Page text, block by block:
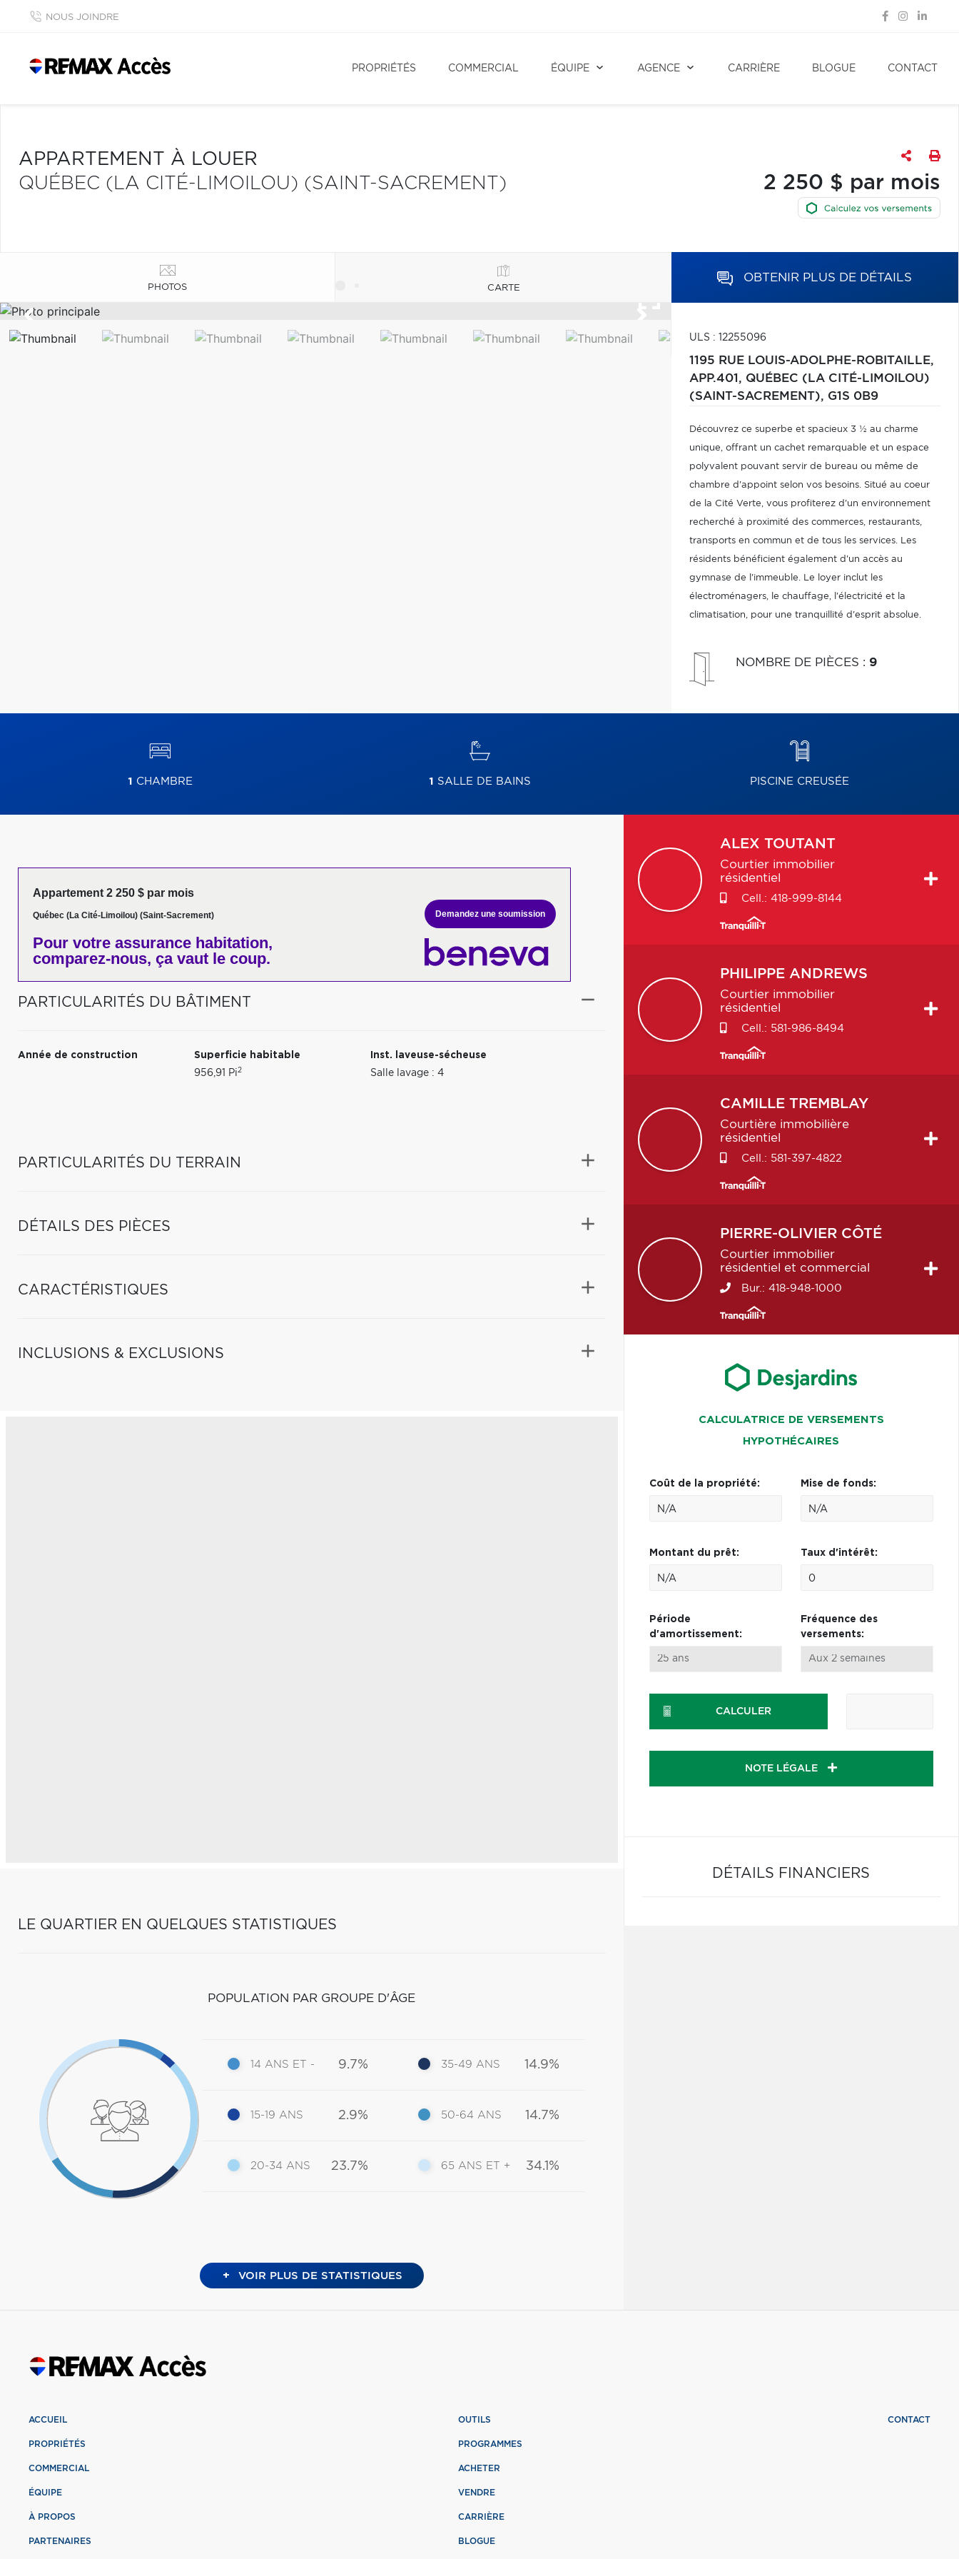
NOUS JOINDRE
PROPRIÉTÉS COMMERCIAL ÉQUIPE AGENCE CARRIÈRE BLOGUE CONTACT
APPARTEMENT À LOUER
QUÉBEC (LA CITÉ-LIMOILOU) (SAINT-SACREMENT)
2 250 $ par mois
PHOTOS CARTE
OBTENIR PLUS DE DÉTAILS
ULS : 12255096
1195 RUE LOUIS-ADOLPHE-ROBITAILLE,
APP.401, QUÉBEC (LA CITÉ-LIMOILOU)
(SAINT-SACREMENT), G1S 0B9
Découvrez ce superbe et spacieux 3 ½ au charme
unique, offrant un cachet remarquable et un espace
polyvalent pouvant servir de bureau ou même de
chambre d'appoint selon vos besoins. Situé au coeur
de la Cité Verte, vous profiterez d'un environnement
recherché à proximité des commerces, restaurants,
transports en commun et de tous les services. Les
résidents bénéficient également d'un accès au
gymnase de l'immeuble. Le loyer inclut les
électroménagers, le chauffage, l'électricité et la
climatisation, pour une tranquillité d'esprit absolue.
NOMBRE DE PIÈCES : 9
1 CHAMBRE 1 SALLE DE BAINS PISCINE CREUSÉE
Appartement 2 250 $ par mois
Québec (La Cité-Limoilou) (Saint-Sacrement)
Pour votre assurance habitation,
comparez-nous, ça vaut le coup.
Demandez une soumission
PARTICULARITÉS DU BÂTIMENT
Année de construction
Superficie habitable
956,91 Pi2
Inst. laveuse-sécheuse
Salle lavage : 4
PARTICULARITÉS DU TERRAIN
DÉTAILS DES PIÈCES
CARACTÉRISTIQUES
INCLUSIONS & EXCLUSIONS
LE QUARTIER EN QUELQUES STATISTIQUES
POPULATION PAR GROUPE D'ÂGE
14 ANS ET - 9.7%
15-19 ANS 2.9%
20-34 ANS 23.7%
35-49 ANS 14.9%
50-64 ANS 14.7%
65 ANS ET + 34.1%
+ VOIR PLUS DE STATISTIQUES
ALEX TOUTANT
Courtier immobilier
résidentiel
Cell.: 418-999-8144
PHILIPPE ANDREWS
Courtier immobilier
résidentiel
Cell.: 581-986-8494
CAMILLE TREMBLAY
Courtière immobilière
résidentiel
Cell.: 581-397-4822
PIERRE-OLIVIER CÔTÉ
Courtier immobilier
résidentiel et commercial
Bur.: 418-948-1000
CALCULATRICE DE VERSEMENTS
HYPOTHÉCAIRES
Coût de la propriété: Mise de fonds:
Montant du prêt: Taux d'intérêt:
Période
d'amortissement:
Fréquence des
versements:
CALCULER
NOTE LÉGALE
DÉTAILS FINANCIERS
ACCUEIL
PROPRIÉTÉS
COMMERCIAL
ÉQUIPE
À PROPOS
PARTENAIRES
OUTILS
PROGRAMMES
ACHETER
VENDRE
CARRIÈRE
BLOGUE
CONTACT